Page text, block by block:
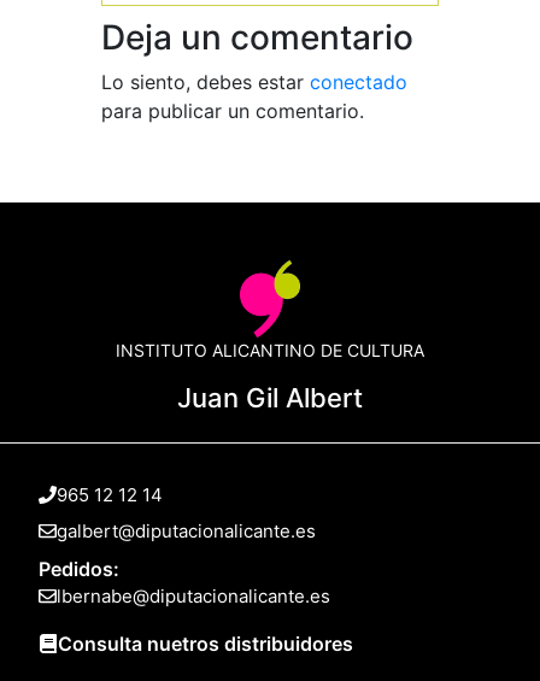
Deja un comentario
Lo siento, debes estar conectado
para publicar un comentario.
INSTITUTO ALICANTINO DE CULTURA
Juan Gil Albert
965 12 12 14
galbert@diputacionalicante.es
Pedidos:
lbernabe@diputacionalicante.es
Consulta nuetros distribuidores